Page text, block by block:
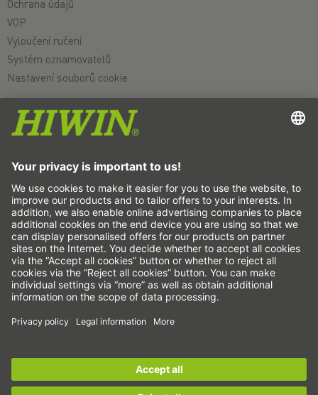
Ochrana údajů
VOP
Vyloučení ručení
Systém oznamovatelů
Nastavení souborů cookie
Přesné osy a přesné systémy
Elektrické válce
Otočné stoly
Servomotory
Lineární vedení
Pohony kuličkovým šroubem
Zesilovač pohonu
Harmonická převodovka
Momentové motory
Lineární motory
Dávkování/dávkovat
Osvit
Automatizace